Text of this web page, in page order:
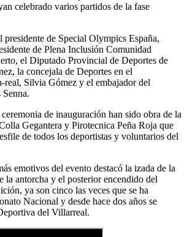
celebrado varios partidos de la fase
presidente de Special Olympics España,
de Plena Inclusión Comunidad
el Diputado Provincial de Deportes de
la concejala de Deportes en el
real, Silvia Gómez y el embajador del
de inauguración han sido obra de la
Gegantera y Pirotecnica Peña Roja que
de todos los deportistas y voluntarios del
emotivos del evento destacó la izada de la
la antorcha y el posterior encendido del
ya son cinco las veces que se ha
Nacional y desde hace dos años se
del Villarreal.